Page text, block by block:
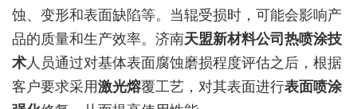
蚀、变形和表面缺陷等。当辊受损时，可能会影响产
品的质量和生产效率。济南天盟新材料公司 热喷涂技
术 人员通过对基体表面腐蚀磨损程度评估之后，根据
客户要求采用激光熔覆工艺，对其表面进行表面喷涂